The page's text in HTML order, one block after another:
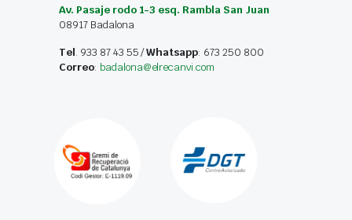
Av. Pasaje rodo 1-3 esq. Rambla San Juan
08917 Badalona
Tel. 933 87 43 55 /Whatsapp: 673 250 800
Correo: badalona@elrecanvi.com